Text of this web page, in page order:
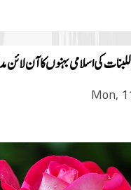
کی اسلامی بہنوں کا آن لائن
Mon,